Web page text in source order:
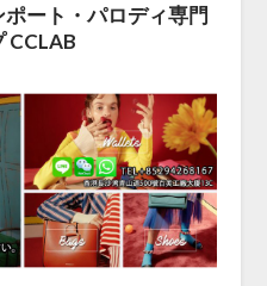
ート・パロディ専門
CCLAB